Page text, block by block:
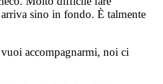
sino in fondo. È talmente
accompagnarmi, noi ci